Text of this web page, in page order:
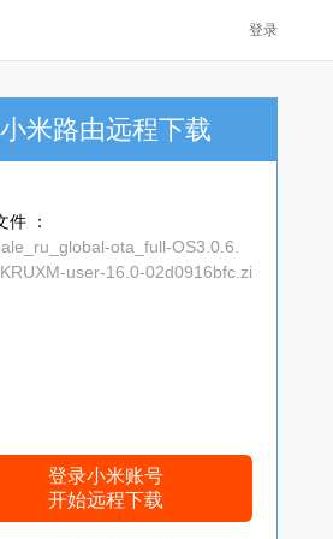
登录
小米路由远程下载
件 ：
ota_full-OS3.0.6.
user-16.0-02d0916bfc.zi
登录小米账号
开始远程下载